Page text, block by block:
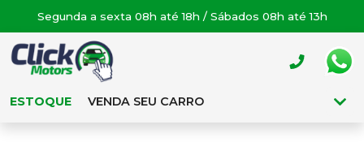
Segunda a sexta 08h até 18h / Sábados 08h até 13h
ESTOQUE VENDA SEU CARRO